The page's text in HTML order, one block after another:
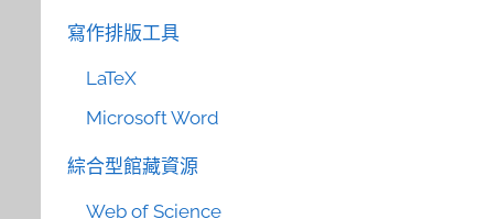
寫作排版工具
LaTeX
Microsoft Word
綜合型館藏資源
Web of Science